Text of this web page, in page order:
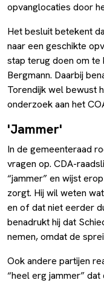
opvanglocaties door
Het besluit betekent
naar een geschikte
stap terug doen om te
Bergmann. Daarbij
Torendijk wel bewust
onderzoek aan het
'Jammer'
In de gemeenteraad
vragen op. CDA-
“jammer” en wijst
zorgt. Hij wil weten
en of dat niet eerder
benadrukt hij dat
nemen, omdat de
Ook andere partijen
“heel erg jammer”